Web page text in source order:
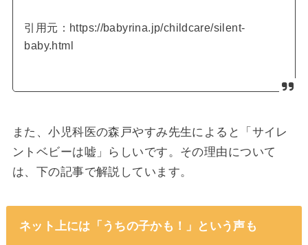
引用元：https://babyrina.jp/childcare/silent-
baby.html
また、小児科医の森戸やすみ先生によると「サイレ
ントベビーは嘘」らしいです。その理由について
は、下の記事で解説しています。
ネット上には「うちの子かも！」という声も